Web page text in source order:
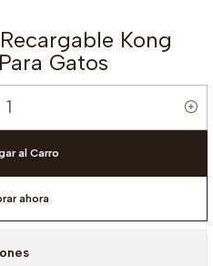
Kong
Gatos
al Carro
ahora